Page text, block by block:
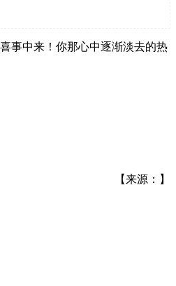
事中来！你那心中逐渐淡去的热
【来源：】